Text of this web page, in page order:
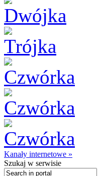
Kanały internetowe »
Szukaj w serwisie